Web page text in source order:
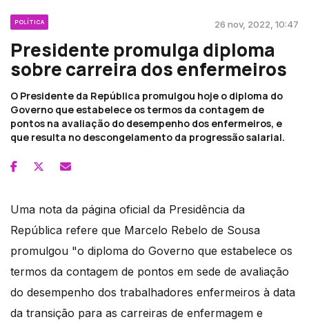
POLÍTICA 26 nov, 2022, 10:47
Presidente promulga diploma
sobre carreira dos enfermeiros
O Presidente da República promulgou hoje o diploma do
Governo que estabelece os termos da contagem de
pontos na avaliação do desempenho dos enfermeiros, e
que resulta no descongelamento da progressão salarial.
Uma nota da página oficial da Presidência da
República refere que Marcelo Rebelo de Sousa
promulgou "o diploma do Governo que estabelece os
termos da contagem de pontos em sede de avaliação
do desempenho dos trabalhadores enfermeiros à data
da transição para as carreiras de enfermagem e